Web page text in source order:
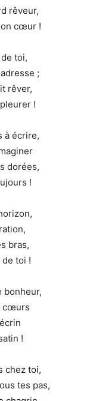
rêveur,
cœur !
toi,
;
rêver,
!
à écrire,
dorées,
!
bras,
toi !
bonheur,
cœurs
!
chez toi,
tes pas,